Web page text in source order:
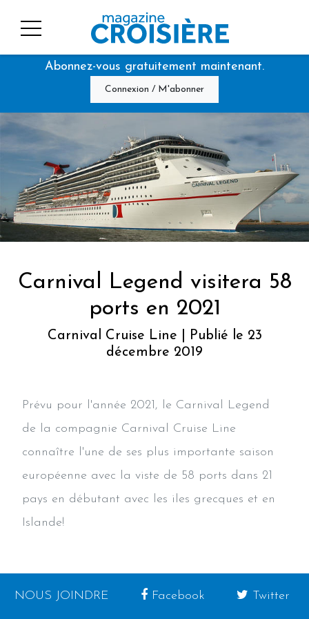
Abonnez-vous gratuitement maintenant.
Connexion / M'abonner
Carnival Legend visitera 58
ports en 2021
Carnival Cruise Line | Publié le 23
décembre 2019
Prévu pour l'année 2021, le Carnival Legend
de la compagnie Carnival Cruise Line
connaître l'une de ses plus importante saison
européenne avec la viste de 58 ports dans 21
pays en débutant avec les iles grecques et en
Islande!
NOUS JOINDRE Facebook Twitter